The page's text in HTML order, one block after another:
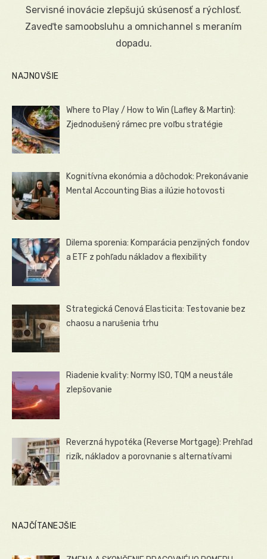
Servisné inovácie zlepšujú skúsenosť a rýchlosť.
Zaveďte samoobsluhu a omnichannel s meraním
dopadu.
NAJNOVŠIE
Where to Play / How to Win (Lafley & Martin):
Zjednodušený rámec pre voľbu stratégie
Kognitívna ekonómia a dôchodok: Prekonávanie
Mental Accounting Bias a ilúzie hotovosti
Dilema sporenia: Komparácia penzijných fondov
a ETF z pohľadu nákladov a flexibility
Strategická Cenová Elasticita: Testovanie bez
chaosu a narušenia trhu
Riadenie kvality: Normy ISO, TQM a neustále
zlepšovanie
Reverzná hypotéka (Reverse Mortgage): Prehľad
rizík, nákladov a porovnanie s alternatívami
NAJČÍTANEJŠIE